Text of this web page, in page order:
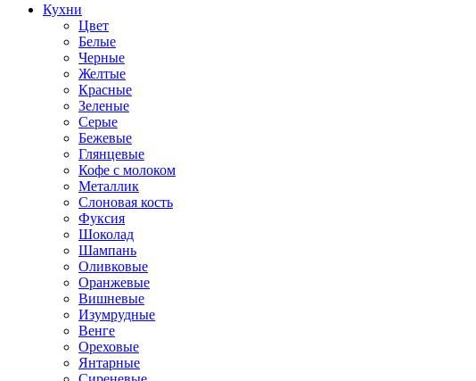
Кухни
Цвет
Белые
Черные
Желтые
Красные
Зеленые
Серые
Бежевые
Глянцевые
Кофе с молоком
Металлик
Слоновая кость
Фуксия
Шоколад
Шампань
Оливковые
Оранжевые
Вишневые
Изумрудные
Венге
Ореховые
Янтарные